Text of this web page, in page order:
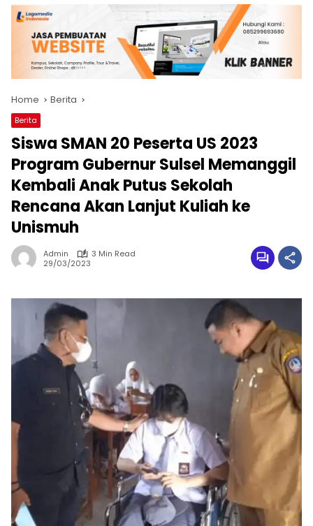
Home Berita
Berita
Siswa SMAN 20 Peserta US 2023
Program Gubernur Sulsel Memanggil
Kembali Anak Putus Sekolah
Rencana Akan Lanjut Kuliah ke
Unismuh
Admin
3 Min Read
29/03/2023